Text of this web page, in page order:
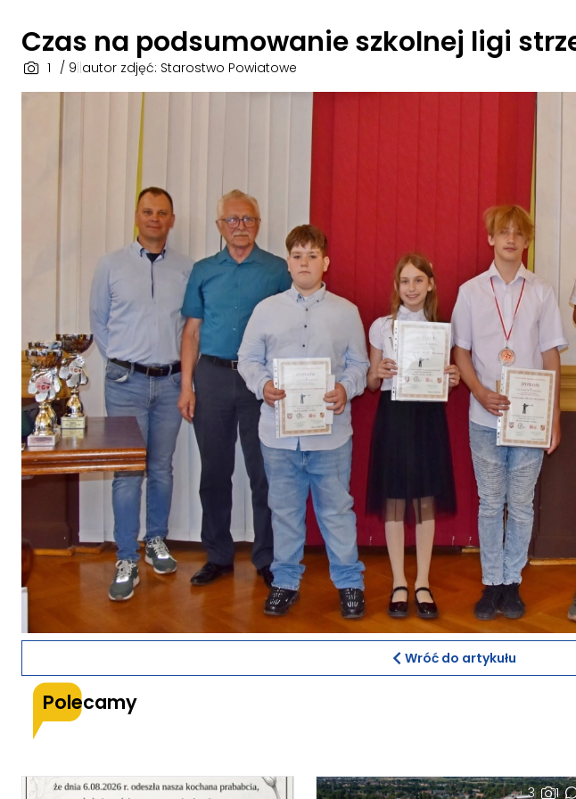
Czas na podsumowanie szkolnej ligi
1 / 9 autor zdjęć: Starostwo Powiatowe
Wróć do artykułu
Polecamy
3 1